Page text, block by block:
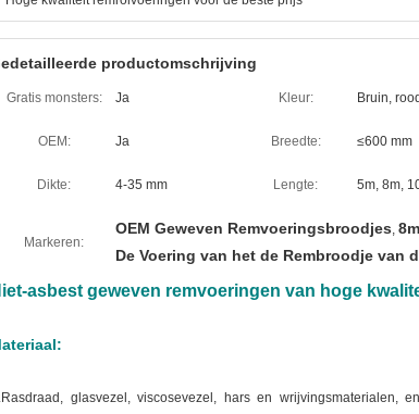
productomschrijving
Gratis monsters: Ja Kleur: Bruin,
OEM: Ja Breedte: ≤600 mm
Dikte: 4-35 mm Lengte: 5m, 8m,
Markeren:
OEM Geweven Remvoeringsbroodjes,
De Voering van het de Rembroodje van
asbest geweven remvoeringen van hoge
Rasdraad, glasvezel, viscosevezel, hars en wrijvingsmaterialen,